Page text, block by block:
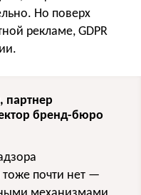
Но поверх
рекламе, GDPR
партнер
бренд-бюро
почти нет —